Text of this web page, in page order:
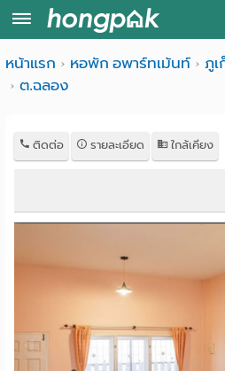
สมัค
หน้า
ค้นหา
ค้นจากสถานีรถไฟฟ้า
ค้นจากสถานศึกษา
ค้นแบบละเอียด
พาร์
ห้อง
หน้าแรก หอพัก อพาร์ทเม้นท์ ภูเ
ต.ฉลอง
ติดต่อ รายละเอียด ใกล้เคียง